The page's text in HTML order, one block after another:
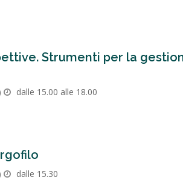
Strumenti per la
dalle 15.00 alle 18.00
dalle 15.30